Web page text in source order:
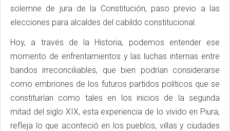
solemne de jura de la Constitución, paso previo a las
elecciones para alcaldes del cabildo constitucional.
Hoy, a través de la Historia, podemos entender ese
momento de enfrentamientos y las luchas internas entre
bandos irreconciliables, que bien podrían considerarse
como embriones de los futuros partidos políticos que se
constituirían como tales en los inicios de la segunda
mitad del siglo XIX, esta experiencia de lo vivido en Piura,
refleja lo que aconteció en los pueblos, villas y ciudades